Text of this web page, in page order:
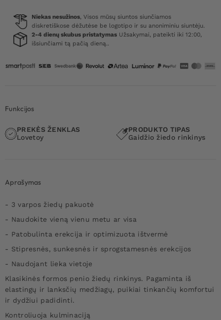
Beaded
Ring
Set
Niekas nesužinos, Visos mūsų siuntos siunčiamos
diskretiškose dėžutėse be logotipo ir su anoniminiu siuntėju.
2-4 dienų skubus pristatymas Užsakymai, pateikti iki 12:00,
išsiunčiami tą pačią dieną..
Funkcijos
PREKĖS ŽENKLAS
Lovetoy
PRODUKTO TIPAS
Gaidžio žiedo rinkinys
Aprašymas
- 3 varpos žiedų pakuotė
- Naudokite vieną vienu metu ar visa
- Patobulinta erekcija ir optimizuota ištvermė
- Stipresnės, sunkesnės ir sprogstamesnės erekcijos
- Naudojant lieka vietoje
Klasikinės formos penio žiedų rinkinys. Pagaminta iš
elastingų ir lanksčių medžiagų, puikiai tinkančių komfortui
ir dydžiui padidinti.
Kontroliuoja kulminaciją